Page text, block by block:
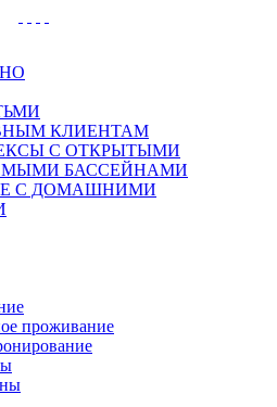
КЛИЕНТАМ
С ОТКРЫТЫМИ
БАССЕЙНАМИ
С ДОМАШНИМИ
проживание